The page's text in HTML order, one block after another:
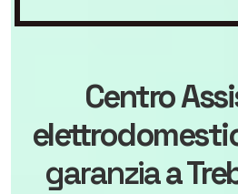
Centro
garanziaa